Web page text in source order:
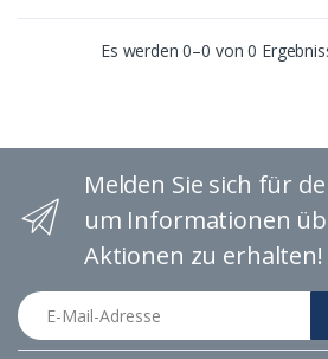
Es werden 0–0 von 0
Melden Sie sich für
um Informationen
Aktionen zu erhalten!
E-Mail-Adresse